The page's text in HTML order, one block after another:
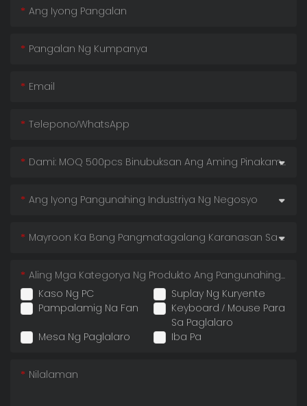
Ang Iyong Pangalan
Pangalan Ng Kumpanya
Email
Telepono/whatsApp
Dami: MOQ 500pcs Binubuksan Ang Aming Pinakamababang Presyo!
Ang Iyong Pangunahing Industriya Ng Negosyo
Mayroon Ka Bang Pangmatagalang Karanasan Sa Pag-Import
Kaso Ng PC
Suplay Ng Kuryente
Pampalamig Na Fan
Keyboard / Mouse Para
Sa Paglalaro
Mesa Ng Paglalaro
Iba Pa
Aling Mga Kategorya Ng Produkto Ang Pangunahing Inaangkat Mo
Nilalaman